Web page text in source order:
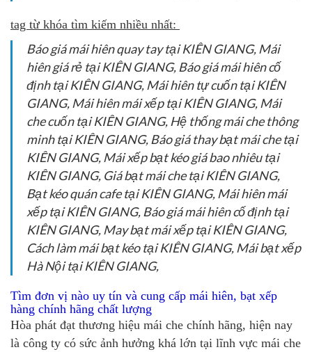
tag từ khóa tìm kiếm nhiều nhất:
Báo giá mái hiên quay tay tại KIÊN GIANG, Mái
hiên giá rẻ tại KIÊN GIANG, Báo giá mái hiên cố
định tại KIÊN GIANG, Mái hiên tự cuốn tại KIÊN
GIANG, Mái hiên mái xếp tại KIÊN GIANG, Mái
che cuốn tại KIÊN GIANG, Hệ thống mái che thông
minh tại KIÊN GIANG, Báo giá thay bạt mái che tại
KIÊN GIANG, Mái xếp bạt kéo giá bao nhiêu tại
KIÊN GIANG, Giá bạt mái che tại KIÊN GIANG,
Bạt kéo quán cafe tại KIÊN GIANG, Mái hiên mái
xếp tại KIÊN GIANG, Báo giá mái hiên cố định tại
KIÊN GIANG, May bạt mái xếp tại KIÊN GIANG,
Cách làm mái bạt kéo tại KIÊN GIANG, Mái bạt xếp
Hà Nội tại KIÊN GIANG,
Tìm đơn vị nào uy tín và cung cấp mái hiên, bạt xếp
hàng chính hãng chất lượng
Hòa phát đạt thương hiệu mái che chính hãng, hiện nay
là công ty có sức ảnh hưởng khá lớn tại lĩnh vực mái che